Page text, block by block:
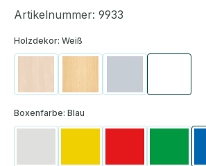
Artikelnummer: 9933
Holzdekor: Weiß
Boxenfarbe: Blau